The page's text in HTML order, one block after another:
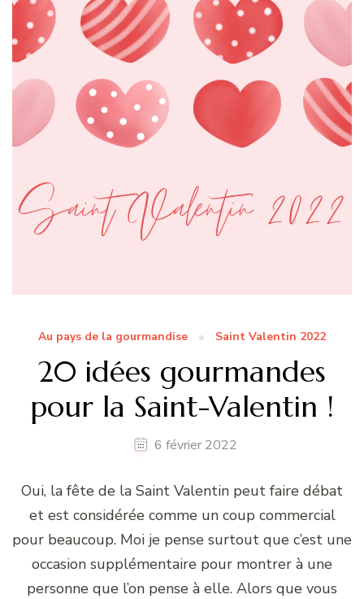
Au pays de la gourmandise Saint Valentin 2022
20 idées gourmandes
pour la Saint-Valentin !
6 février 2022
Oui, la fête de la Saint Valentin peut faire débat
et est considérée comme un coup commercial
pour beaucoup. Moi je pense surtout que c’est une
occasion supplémentaire pour montrer à une
personne que l’on pense à elle. Alors que vous